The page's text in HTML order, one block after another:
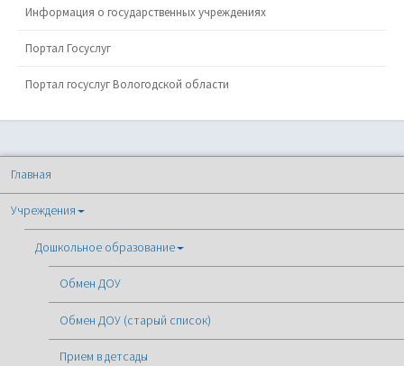
Информация о государственных учреждениях
Портал Госуслуг
Портал госуслуг Вологодской области
Главная
Учреждения
Дошкольное образование
Обмен ДОУ
Обмен ДОУ (старый список)
Прием в детсады